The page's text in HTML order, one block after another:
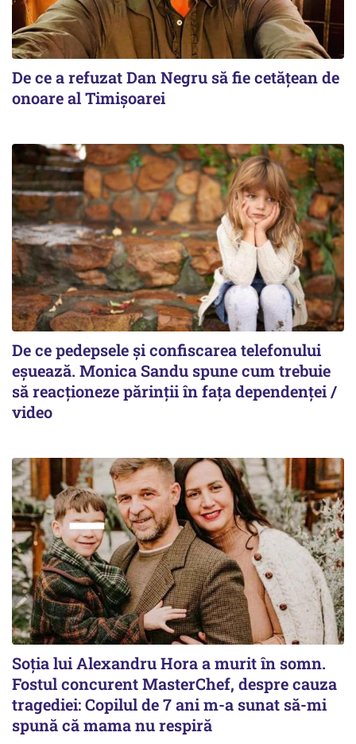
De ce a refuzat Dan Negru să fie cetățean de
onoare al Timișoarei
De ce pedepsele și confiscarea telefonului
eșuează. Monica Sandu spune cum trebuie
să reacționeze părinții în fața dependenței /
video
Soția lui Alexandru Hora a murit în somn.
Fostul concurent MasterChef, despre cauza
tragediei: Copilul de 7 ani m-a sunat să-mi
spună că mama nu respiră